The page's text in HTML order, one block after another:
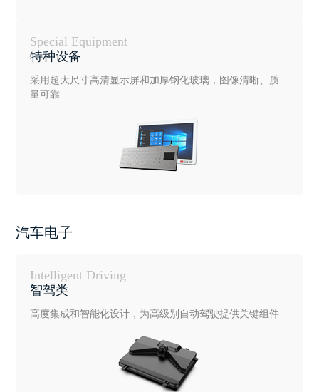
Special Equipment
特种设备
采用超大尺寸高清显示屏和加厚钢化玻璃，图像清晰、质
量可靠
汽车电子
Intelligent Driving
智驾类
高度集成和智能化设计，为高级别自动驾驶提供关键组件